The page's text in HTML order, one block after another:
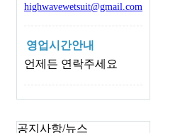
highwavewetsuit@gmail.com
영업시간안내
언제든 연락주세요
공지사항/뉴스